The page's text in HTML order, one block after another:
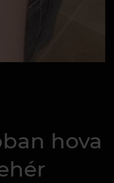
hova